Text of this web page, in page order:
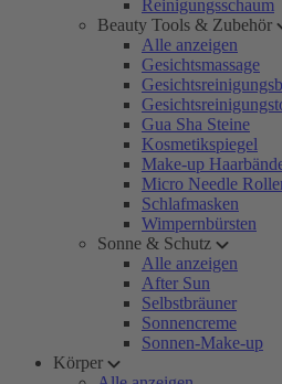
Reinigungsschaum
Beauty Tools & Zubehör
Alle anzeigen
Gesichtsmassage
Gua Sha Steine
Kosmetikspiegel
Make-up
Micro Needle
Schlafmasken
Wimpernbürsten
Sonne & Schutz
Alle anzeigen
After Sun
Selbstbräuner
Sonnencreme
Sonnen-Make-up
Körper